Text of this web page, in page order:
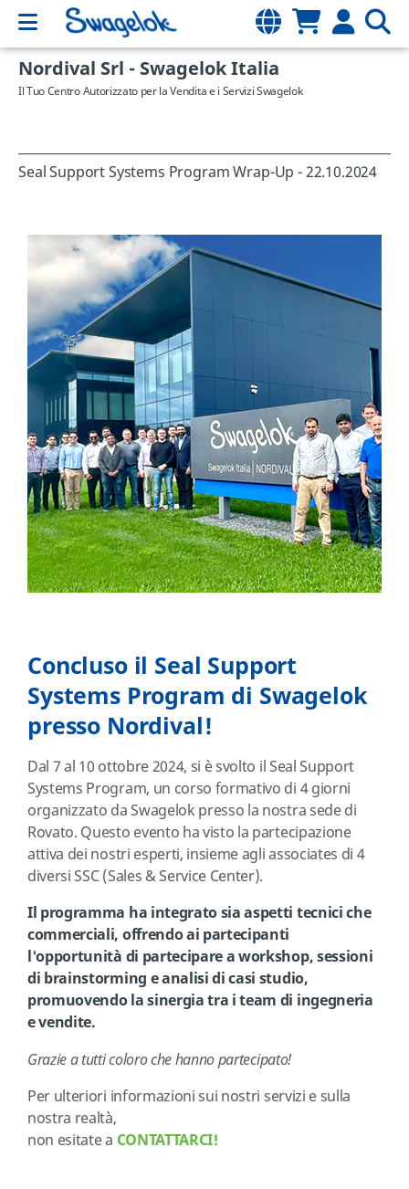
Nordival Srl - Swagelok Italia
Il Tuo Centro Autorizzato per la Vendita e i Servizi Swagelok
Seal Support Systems Program Wrap-Up - 22.10.2024
Concluso il Seal Support
Systems Program di Swagelok
presso Nordival!
Dal 7 al 10 ottobre 2024, si è svolto il Seal Support
Systems Program, un corso formativo di 4 giorni
organizzato da Swagelok presso la nostra sede di
Rovato. Questo evento ha visto la partecipazione
attiva dei nostri esperti, insieme agli associates di 4
diversi SSC (Sales & Service Center).
Il programma ha integrato sia aspetti tecnici che
commerciali, offrendo ai partecipanti
l'opportunità di partecipare a workshop, sessioni
di brainstorming e analisi di casi studio,
promuovendo la sinergia tra i team di ingegneria
e vendite.
Grazie a tutti coloro che hanno partecipato!
Per ulteriori informazioni sui nostri servizi e sulla
nostra realtà,
non esitate a CONTATTARCI!